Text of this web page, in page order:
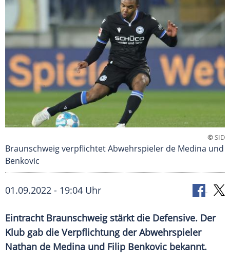
©SID
Braunschweig verpflichtet Abwehrspieler de Medina und
Benkovic
01.09.2022 - 19:04 Uhr
Eintracht Braunschweig stärkt die Defensive. Der
Klub gab die Verpflichtung der Abwehrspieler
Nathan de Medina und Filip Benkovic bekannt.